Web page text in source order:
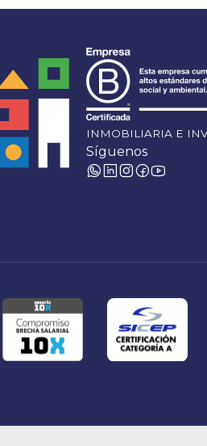
INMOBILIARIA E
Síguenos